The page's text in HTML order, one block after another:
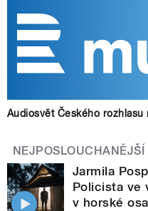
Audiosvět Českého rozhlasu
NEJPOSLOUCHANĚJŠÍ
Jarmila
Policista ve
v horské